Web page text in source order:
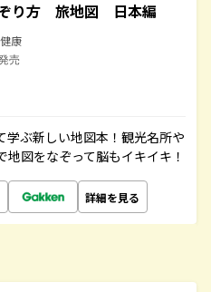
り方 旅地図 日本編
康
売
学ぶ新しい地図本！観光名所や
図をなぞって脳もイキイキ！
詳細を見る